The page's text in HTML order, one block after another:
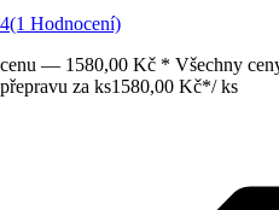
4(1 Hodnocení)
cenu — 1580,00 Kč * Všechny
přepravu za ks1580,00 Kč*/ ks